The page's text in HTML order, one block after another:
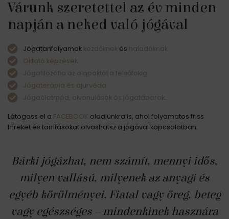
Várunk szeretettel az év minden
napján a neked való jógával
Jógatanfolyamok kezdőknek és haladóknak.
Oktató képzések.
Jógafilozófia az alapoktól a felsőfokig.
Jógaterápia és ájurvéda.
Jógaéletmód, elvonulások és jógatáborok.
Látogass el a FACEBOOK oldalunkra is, ahol folyamatos friss
híreket és tanításokat olvashatsz a jógával kapcsolatban.
Bárki jógázhat, nem számít, mennyi idős,
milyen vallású, milyenek az anyagi és
egyéb körülményei. Fiatal vagy öreg, beteg
vagy egészséges – mindenkinek hasznára